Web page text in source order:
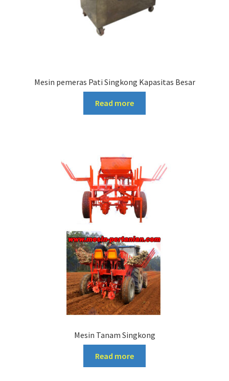
Mesin pemeras Pati Singkong Kapasitas Besar
Read more
Mesin Tanam Singkong
Read more